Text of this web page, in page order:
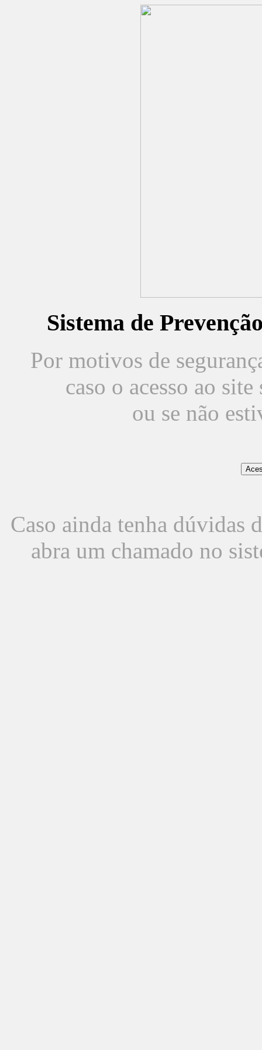
Sistema de
Por motivos de
caso o acesso ao
ou se não
Caso ainda tenha dúvidas
abra um chamado no